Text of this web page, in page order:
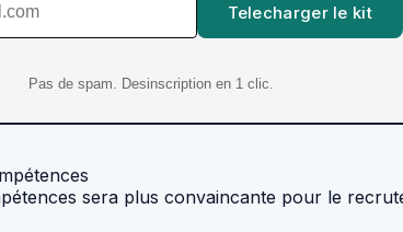
Telecharger le kit
Pas de spam. Desinscription en 1 clic.
sera plus convaincante pour le